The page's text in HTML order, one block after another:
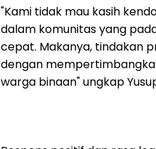
"Kami tidak mau kasih
dalam komunitas yang
cepat. Makanya, tindakan
dengan
warga binaan" ungkap